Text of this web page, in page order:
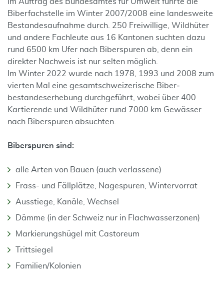
Biberfachstelle im Winter 2007/2008 eine landesweite
Bestandes­aufnahme durch. 250 Freiwillige, Wildhüter
und andere Fachleute aus 16 Kantonen suchten dazu
rund 6500 km Ufer nach Biberspuren ab, denn ein
direkter Nachweis ist nur selten möglich.
Im Winter 2022 wurde nach 1978, 1993 und 2008 zum
vierten Mal eine gesamt­schweizerische Biber­
bestandes­erhebung durchgeführt, wobei über 400
Kartierende und Wildhüter rund 7000 km Gewässer
nach Biberspuren absuchten.
Biberspuren sind:
alle Arten von Bauen (auch verlassene)
Frass- und Fällplätze, Nagespuren, Wintervorrat
Ausstiege, Kanäle, Wechsel
Dämme (in der Schweiz nur in Flachwasserzonen)
Markierungshügel mit Castoreum
Trittsiegel
Familien/Kolonien